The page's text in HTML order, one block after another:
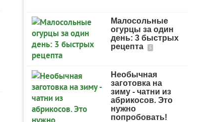
Малосольные
огурцы за один
день: 3 быстрых
рецепта
5
Необычная
заготовка на
зиму - чатни из
абрикосов. Это
нужно
попробовать!